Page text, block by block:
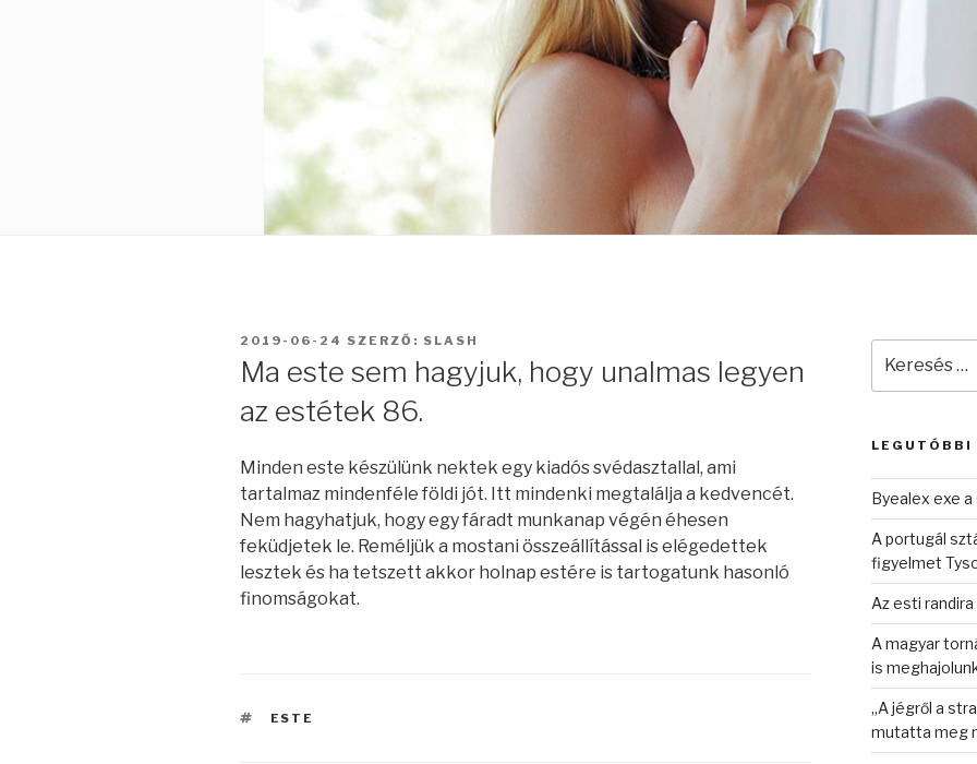
BEKÜLDVE:
2019-06-24 SZERZŐ: SLASH
Ma este sem hagyjuk, hogy unalmas legyen
az estétek 86.
Minden este készülünk nektek egy kiadós svédasztallal, ami
tartalmaz mindenféle földi jót. Itt mindenki megtalálja a kedvencét.
Nem hagyhatjuk, hogy egy fáradt munkanap végén éhesen
feküdjetek le. Reméljük a mostani összeállítással is elégedettek
lesztek és ha tetszett akkor holnap estére is tartogatunk hasonló
finomságokat.
CÍMKÉK
ESTE
következő
LEGUTÓBBI
Byealex exe
A portugál
figyelmet
Az esti
A magyar
is
„A jégről a
mutatta meg